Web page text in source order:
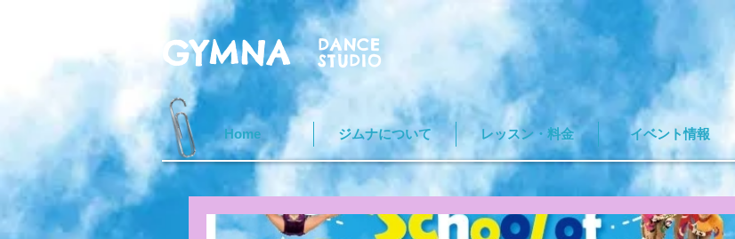
GYMNA DANCE
STUDIO
Home ジムナについて レッスン・料金 イベント情報